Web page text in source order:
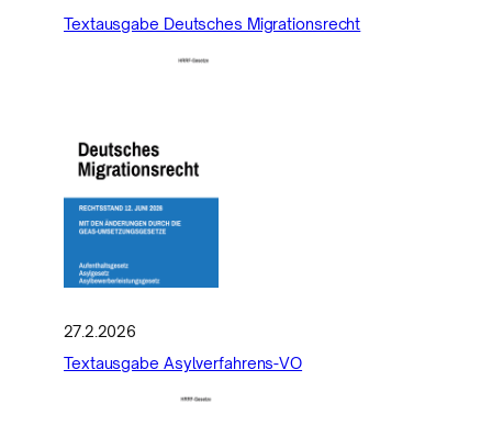
Textausgabe Deutsches Migrationsrecht
27.2.2026
Textausgabe Asylverfahrens-VO